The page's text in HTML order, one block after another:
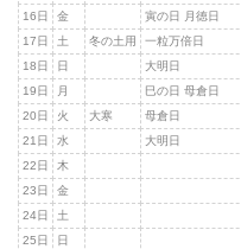
16日
金 寅の日 月徳日
17日
土 冬の土用 一粒万倍日
18日
日 大明日
19日
月 巳の日 母倉日
20日
火 大寒 母倉日
21日
水 大明日
22日
木
23日
金
24日
土
25日
日